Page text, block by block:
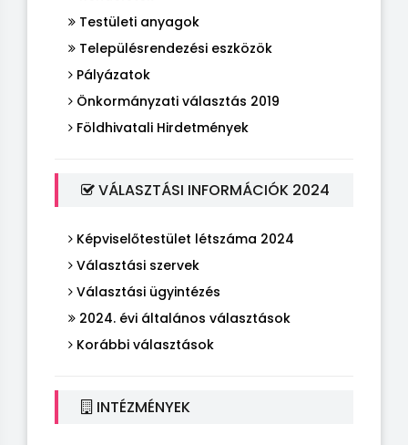
Testületi anyagok
Településrendezési eszközök
Pályázatok
Önkormányzati választás 2019
Földhivatali Hirdetmények
VÁLASZTÁSI INFORMÁCIÓK 2024
Képviselőtestület létszáma 2024
Választási szervek
Választási ügyintézés
2024. évi általános választások
Korábbi választások
INTÉZMÉNYEK